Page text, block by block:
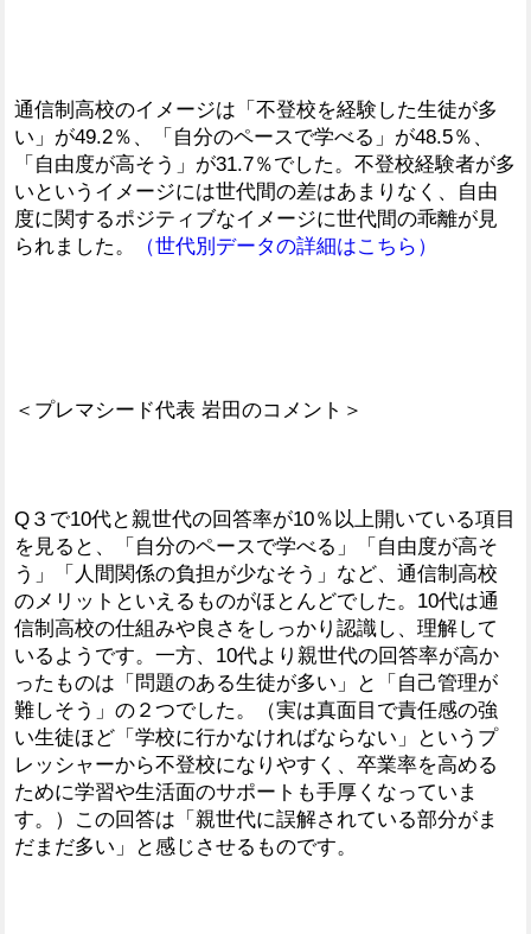
通信制高校のイメージは「不登校を経験した生徒が多
い」が49.2％、「自分のペースで学べる」が48.5％、
「自由度が高そう」が31.7％でした。不登校経験者が多
いというイメージには世代間の差はあまりなく、自由
度に関するポジティブなイメージに世代間の乖離が見
られました。
（世代別データの詳細はこちら）
＜プレマシード代表 岩田のコメント＞
Q３で10代と親世代の回答率が10％以上開いている項目
を見ると、「自分のペースで学べる」「自由度が高そ
う」「人間関係の負担が少なそう」など、通信制高校
のメリットといえるものがほとんどでした。10代は通
信制高校の仕組みや良さをしっかり認識し、理解して
いるようです。一方、10代より親世代の回答率が高か
ったものは「問題のある生徒が多い」と「自己管理が
難しそう」の２つでした。（実は真面目で責任感の強
い生徒ほど「学校に行かなければならない」というプ
レッシャーから不登校になりやすく、卒業率を高める
ために学習や生活面のサポートも手厚くなっていま
す。）この回答は「親世代に誤解されている部分がま
だまだ多い」と感じさせるものです。